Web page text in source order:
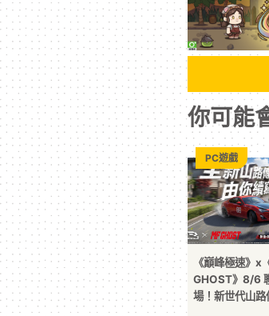
你可能
《巔峰極速》x
GHOST》8/6
場！新世代山路
PC遊戲